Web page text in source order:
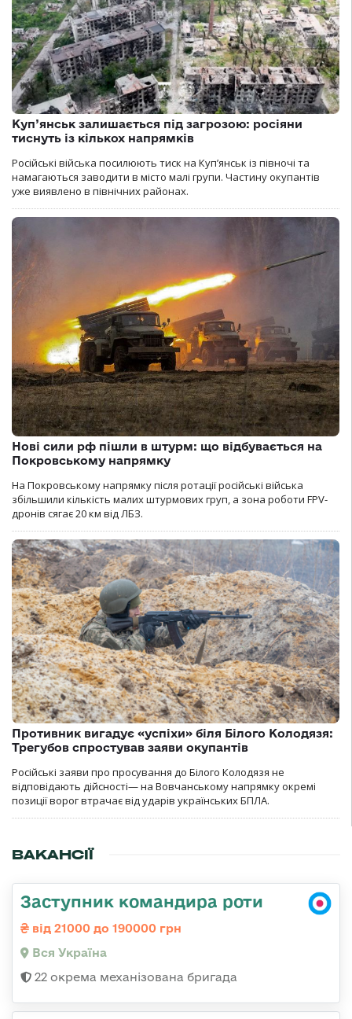
Куп’янськ залишається під загрозою: росіяни
тиснуть із кількох напрямків
Російські війська посилюють тиск на Куп’янськ із півночі та
намагаються заводити в місто малі групи. Частину окупантів
уже виявлено в північних районах.
Нові сили рф пішли в штурм: що відбувається на
Покровському напрямку
На Покровському напрямку після ротації російські війська
збільшили кількість малих штурмових груп, а зона роботи FPV-
дронів сягає 20 км від ЛБЗ.
Противник вигадує «успіхи» біля Білого Колодязя:
Трегубов спростував заяви окупантів
Російські заяви про просування до Білого Колодязя не
відповідають дійсності— на Вовчанському напрямку окремі
позиції ворог втрачає від ударів українських БПЛА.
ВАКАНСІЇ
Заступник командира роти
від 21000 до 190000 грн
Вся Україна
22 окрема механізована бригада